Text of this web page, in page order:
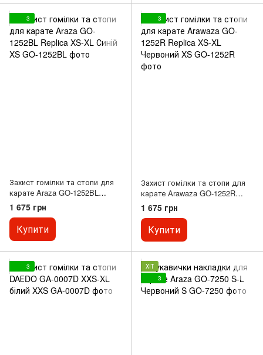
3
Захист гомілки та стопи для
карате Araza GO-1252BL
Replica XS-XL Синій XS
1 675 грн
Купити
3
Захист гомілки та стопи для
карате Arawaza GO-1252R
Replica XS-XL Червоний XS
1 675 грн
Купити
3
ХІТ
3